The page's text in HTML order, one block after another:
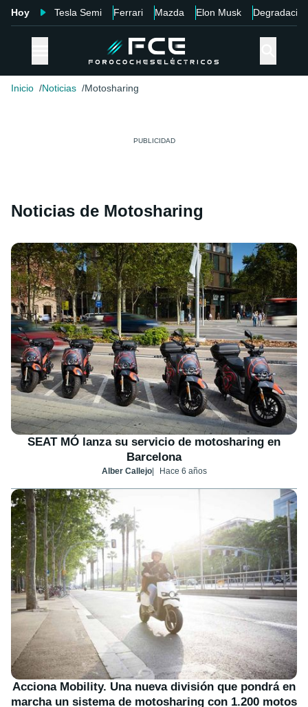
Hoy Tesla Semi Ferrari Mazda Elon Musk Degradación
Inicio Noticias Motosharing
Noticias de Motosharing
SEAT MÓ lanza su servicio de motosharing en
Barcelona
Alber Callejo Hace 6 años
Acciona Mobility. Una nueva división que pondrá en
marcha un sistema de motosharing con 1.200 motos